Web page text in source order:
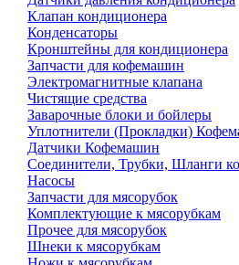
Клапан кондиционера
Конденсаторы
Кронштейны для кондиционера
Запчасти для кофемашин
Электромагнитные клапана
Чистящие средства
Заварочные блоки и бойлеры
Уплотнители (Прокладки)
Датчики Кофемашин
Соединители, Трубки, Шланги
Насосы
Запчасти для мясорубок
Комплектующие к мясорубкам
Прочее для мясорубок
Шнеки к мясорубкам